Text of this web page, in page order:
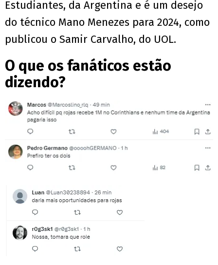
Estudiantes, da Argentina e é um desejo
do técnico Mano Menezes para 2024, como
publicou o Samir Carvalho, do UOL.
O que os fanáticos estão
dizendo?